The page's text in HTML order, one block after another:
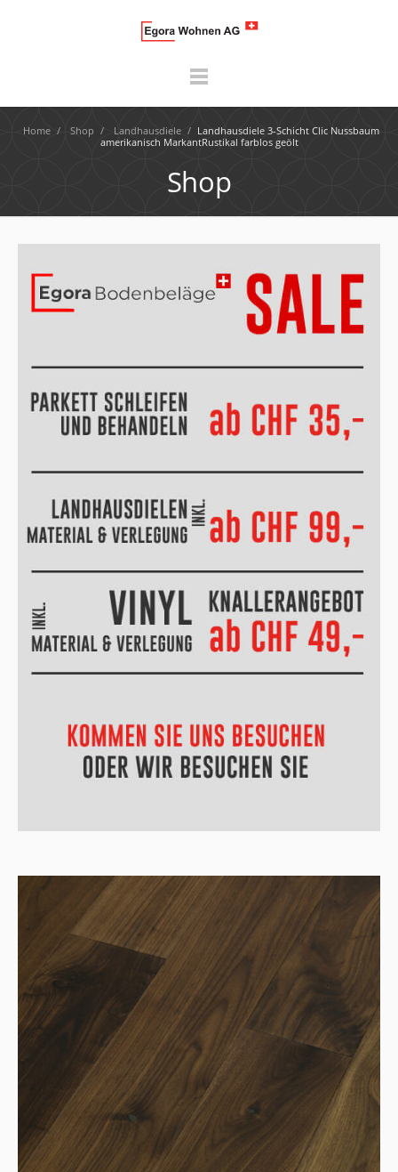
Home / Shop / Landhausdiele / Landhausdiele 3-Schicht Clic Nussbaum
amerikanisch MarkantRustikal farblos geölt
Shop